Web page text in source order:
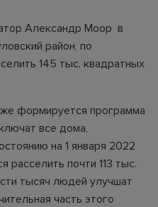
Александр Моор в
район, по
145 тыс. квадратных
формируется программа
все дома,
на 1 января 2022
расселить почти 113 тыс.
тысяч людей улучшат
часть этого